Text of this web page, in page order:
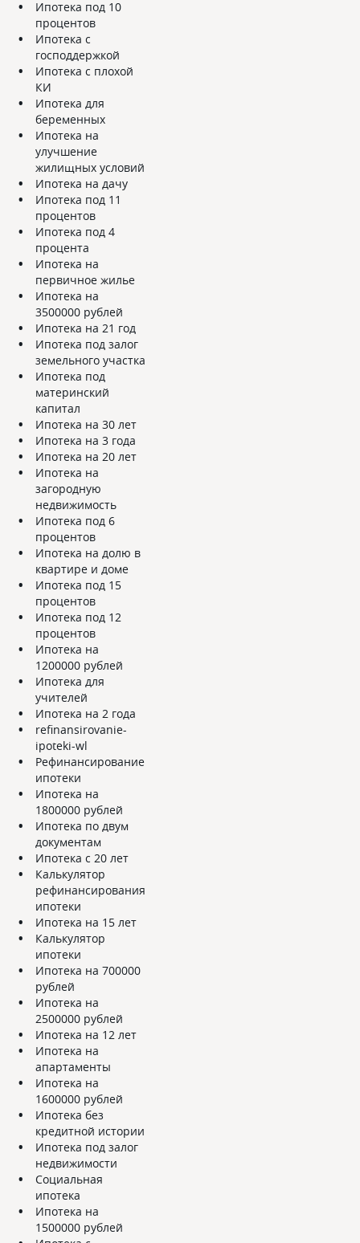
Ипотека под 10
процентов
Ипотека с
господдержкой
Ипотека с плохой
КИ
Ипотека для
беременных
Ипотека на
улучшение
жилищных условий
Ипотека на дачу
Ипотека под 11
процентов
Ипотека под 4
процента
Ипотека на
первичное жилье
Ипотека на
3500000 рублей
Ипотека на 21 год
Ипотека под залог
земельного участка
Ипотека под
материнский
капитал
Ипотека на 30 лет
Ипотека на 3 года
Ипотека на 20 лет
Ипотека на
загородную
недвижимость
Ипотека под 6
процентов
Ипотека на долю в
квартире и доме
Ипотека под 15
процентов
Ипотека под 12
процентов
Ипотека на
1200000 рублей
Ипотека для
учителей
Ипотека на 2 года
refinansirovanie-
ipoteki-wl
Рефинансирование
ипотеки
Ипотека на
1800000 рублей
Ипотека по двум
документам
Ипотека с 20 лет
Калькулятор
рефинансирования
ипотеки
Ипотека на 15 лет
Калькулятор
ипотеки
Ипотека на 700000
рублей
Ипотека на
2500000 рублей
Ипотека на 12 лет
Ипотека на
апартаменты
Ипотека на
1600000 рублей
Ипотека без
кредитной истории
Ипотека под залог
недвижимости
Социальная
ипотека
Ипотека на
1500000 рублей